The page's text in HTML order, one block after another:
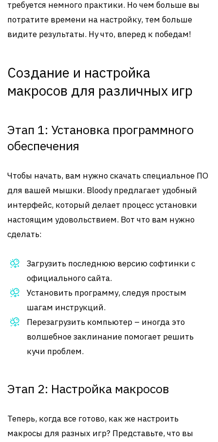
требуется немного практики. Но чем больше вы
потратите времени на настройку, тем больше
видите результаты. Ну что, вперед к победам!
Создание и настройка
макросов для различных игр
Этап 1: Установка программного
обеспечения
Чтобы начать, вам нужно скачать специальное ПО
для вашей мышки. Bloody предлагает удобный
интерфейс, который делает процесс установки
настоящим удовольствием. Вот что вам нужно
сделать:
Загрузить последнюю версию софтинки с
официального сайта.
Установить программу, следуя простым
шагам инструкций.
Перезагрузить компьютер – иногда это
волшебное заклинание помогает решить
кучи проблем.
Этап 2: Настройка макросов
Теперь, когда все готово, как же настроить
макросы для разных игр? Представьте, что вы